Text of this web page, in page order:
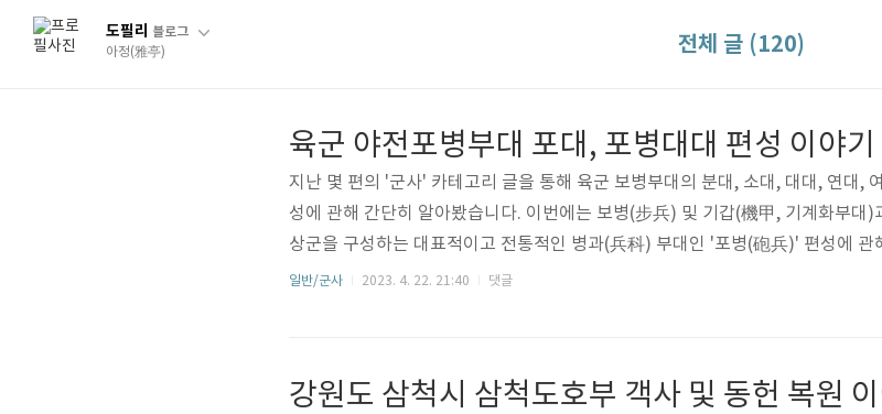
도필리 블로그
아정(雅亭) 전체 글 (120)
육군 야전포병부대 포대, 포병대대 편성 이야기
지난 몇 편의 '군사' 카테고리 글을 통해 육군 보병부대의 분대, 소대, 대대, 연대,
성에 관해 간단히 알아봤습니다. 이번에는 보병(步兵) 및 기갑(機甲, 기계화부대)
상군을 구성하는 대표적이고 전통적인 병과(兵科) 부대인 '포병(砲兵)' 편성에 관
다.위 편성표는 포병부대, 즉 야전포병(野戰砲兵, Field Artillery)의 중대급 소부
Arti..
일반/군사 2023. 4. 22. 21:40 댓글